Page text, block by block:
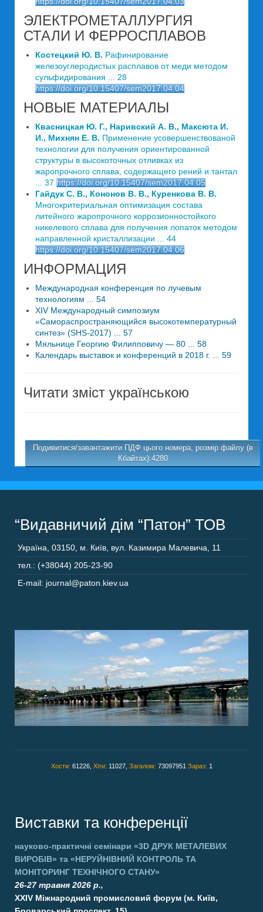
ЭЛЕКТРОМЕТАЛЛУРГИЯ
СТАЛИ И ФЕРРОСПЛАВОВ
Костецкий Ю. В. Рафинирование
железоуглеродистых расплавов от меди методом
сульфидирования ... 28
https://doi.org/10.15407/sem2017.04.04
НОВЫЕ МАТЕРИАЛЫ
Квасницкая Ю. Г., Наривский А. В., Максюта И.
И., Михнян Е. В. Применение усовершенствованой
технологии для получения ориентированной
структуры в высокоточных отливках из
жаропрочного сплава, содержащего рений и тантал
... 37 https://doi.org/10.15407/sem2017.04.05
Гайдук С. В., Кононов В. В., Куренкова В. В.
Многокритериальная оптимизация состава
литейного жаропрочного коррозионностойкого
никелевого сплава для получения лопаток методом
направленной кристаллизации ... 44
https://doi.org/10.15407/sem2017.04.06
ИНФОРМАЦИЯ
Международная конференция по лучевым
технологиям ... 54
XIV Международный симпозиум
«Самораспространяющийся высокотемпературный
синтез» (SHS-2017) ... 57
Мяльнице Георгию Филипповичу — 80 ... 58
Календарь выставок и конференций в 2018 г. ... 59
Читати зміст українською
Подивитися/завантажити ПДФ цього номера, розмір файлу (в
Кбайтах):4280
“Видавничий дім “Патон” ТОВ
Україна, 03150, м. Київ, вул. Казимира Малевича, 11
тел.: (+38044) 205-23-90
E-mail: journal@paton.kiev.ua
Хости: 61226, Хіти: 11027, Загалом: 73097951 Зараз: 1
Виставки та конференції
науково-практичні семінари «3D ДРУК МЕТАЛЕВИХ
ВИРОБІВ» та «НЕРУЙНІВНИЙ КОНТРОЛЬ ТА
МОНІТОРИНГ ТЕХНІЧНОГО СТАНУ»
26-27 травня 2026 р.,
XXIV Міжнародний промисловий форум (м. Київ,